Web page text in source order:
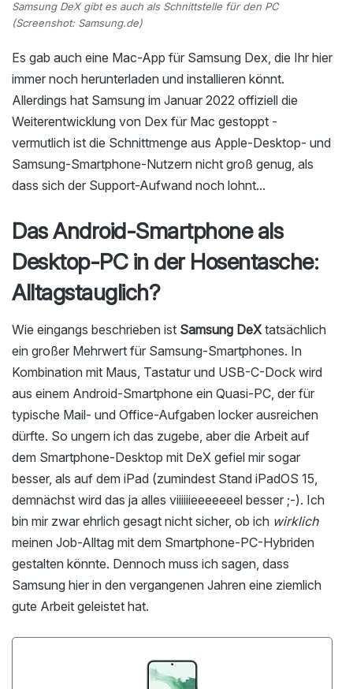
Samsung DeX gibt es auch als Schnittstelle für den PC
(Screenshot: Samsung.de)
Es gab auch eine Mac-App für Samsung Dex, die Ihr hier
immer noch herunterladen und installieren könnt.
Allerdings hat Samsung im Januar 2022 offiziell die
Weiterentwicklung von Dex für Mac gestoppt -
vermutlich ist die Schnittmenge aus Apple-Desktop- und
Samsung-Smartphone-Nutzern nicht groß genug, als
dass sich der Support-Aufwand noch lohnt...
Das Android-Smartphone als
Desktop-PC in der Hosentasche:
Alltagstauglich?
Wie eingangs beschrieben ist Samsung DeXtatsächlich
ein großer Mehrwert für Samsung-Smartphones. In
Kombination mit Maus, Tastatur und USB-C-Dock wird
aus einem Android-Smartphone ein Quasi-PC, der für
typische Mail- und Office-Aufgaben locker ausreichen
dürfte. So ungern ich das zugebe, aber die Arbeit auf
dem Smartphone-Desktop mit DeX gefiel mir sogar
besser, als auf dem iPad (zumindest Stand iPadOS 15,
demnächst wird das ja alles viiiiiieeeeeeel besser ;-). Ich
bin mir zwar ehrlich gesagt nicht sicher, ob ich wirklich
meinen Job-Alltag mit dem Smartphone-PC-Hybriden
gestalten könnte. Dennoch muss ich sagen, dass
Samsung hier in den vergangenen Jahren eine ziemlich
gute Arbeit geleistet hat.